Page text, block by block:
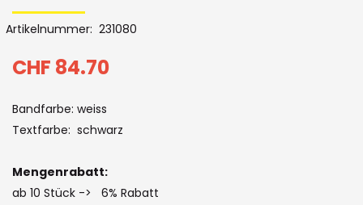
to
the
beginning
of
the
gallery
CHF 84.70
Artikelnummer 231080
Bandfarbe: weiss
Textfarbe: schwarz
Mengenrabatt:
ab 10 Stück -> 6% Rabatt